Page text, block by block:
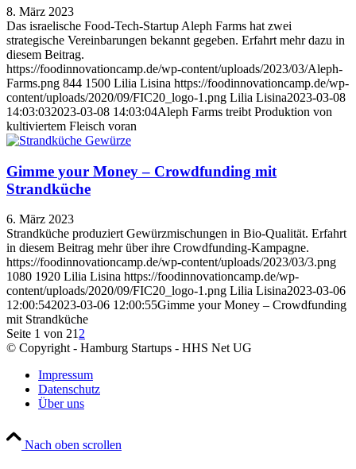
8. März 2023
Das israelische Food-Tech-Startup Aleph Farms hat zwei
strategische Vereinbarungen bekannt gegeben. Erfahrt mehr dazu in
diesem Beitrag.
https://foodinnovationcamp.de/wp-content/uploads/2023/03/Aleph-
Farms.png 844 1500 Lilia Lisina https://foodinnovationcamp.de/wp-
content/uploads/2020/09/FIC20_logo-1.png Lilia Lisina2023-03-08
14:03:032023-03-08 14:03:04Aleph Farms treibt Produktion von
kultiviertem Fleisch voran
Gimme your Money – Crowdfunding mit
Strandküche
6. März 2023
Strandküche produziert Gewürzmischungen in Bio-Qualität. Erfahrt
in diesem Beitrag mehr über ihre Crowdfunding-Kampagne.
https://foodinnovationcamp.de/wp-content/uploads/2023/03/3.png
1080 1920 Lilia Lisina https://foodinnovationcamp.de/wp-
content/uploads/2020/09/FIC20_logo-1.png Lilia Lisina2023-03-06
12:00:542023-03-06 12:00:55Gimme your Money – Crowdfunding
mit Strandküche
Seite 1 von 21 2
© Copyright - Hamburg Startups - HHS Net UG
Impressum
Datenschutz
Über uns
Nach oben scrollen